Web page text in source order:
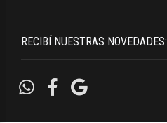
RECIBÍ NUESTRAS NOVEDADES: